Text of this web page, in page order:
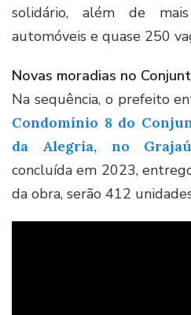
solidário, além de
automóveis e quase 250
Novas moradias no
Na sequência, o prefeito
Condomínio 8 do
da Alegria, no Grajaú
concluída em 2023,
da obra, serão 412